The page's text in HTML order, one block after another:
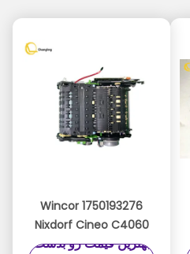
1750193276 Wincor
Nixdorf Cineo C4060
ATM Parts Main
بهترین قیمت رو بدست